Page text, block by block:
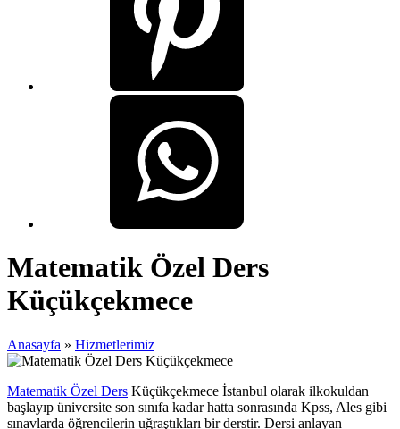
Matematik Özel Ders
Küçükçekmece
Anasayfa » Hizmetlerimiz
Matematik Özel Ders Küçükçekmece İstanbul olarak ilkokuldan
başlayıp üniversite son sınıfa kadar hatta sonrasında Kpss, Ales gibi
sınavlarda öğrencilerin uğraştıkları bir derstir. Dersi anlayan